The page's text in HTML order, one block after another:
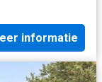
informatie